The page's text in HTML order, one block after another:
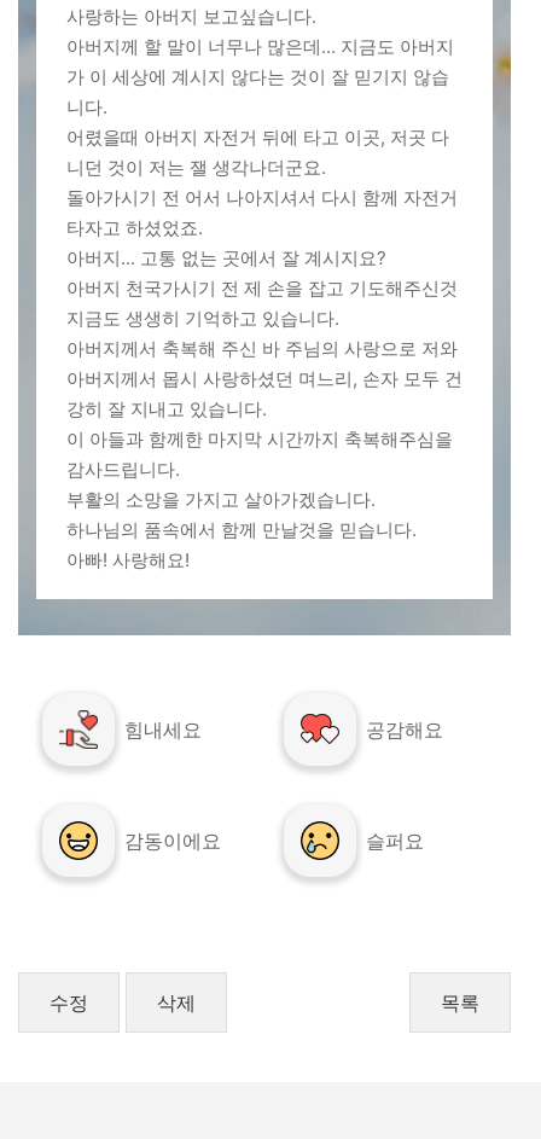
사랑하는 아버지 보고싶습니다.
아버지께 할 말이 너무나 많은데... 지금도 아버지
가 이 세상에 계시지 않다는 것이 잘 믿기지 않습
니다.
어렸을때 아버지 자전거 뒤에 타고 이곳, 저곳 다
니던 것이 저는 잴 생각나더군요.
돌아가시기 전 어서 나아지셔서 다시 함께 자전거
타자고 하셨었죠.
아버지... 고통 없는 곳에서 잘 계시지요?
아버지 천국가시기 전 제 손을 잡고 기도해주신것
지금도 생생히 기억하고 있습니다.
아버지께서 축복해 주신 바 주님의 사랑으로 저와
아버지께서 몹시 사랑하셨던 며느리, 손자 모두 건
강히 잘 지내고 있습니다.
이 아들과 함께한 마지막 시간까지 축복해주심을
감사드립니다.
부활의 소망을 가지고 살아가겠습니다.
하나님의 품속에서 함께 만날것을 믿습니다.
아빠! 사랑해요!
힘내세요 공감해요
감동이에요 슬퍼요
수정 삭제 목록